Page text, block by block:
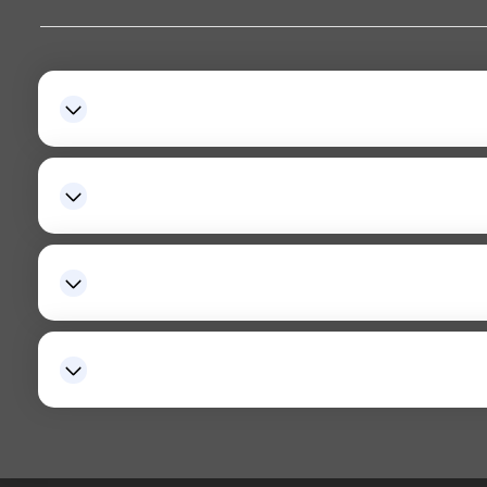
به راحتی وارد سایت نیکبخت خودرو شده و با ورود اطلاعات و
تکمیل کند؛ سپس منتظر تماس کارشناسان این شرکت جهت